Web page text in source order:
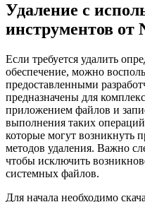
Удаление с
инструментов от
Если требуется удалить
обеспечение, можно
предоставленными
предназначены для
приложением файлов и
выполнения таких
которые могут возникнуть
методов удаления. Важно
чтобы исключить
системных файлов.
Для начала необходимо